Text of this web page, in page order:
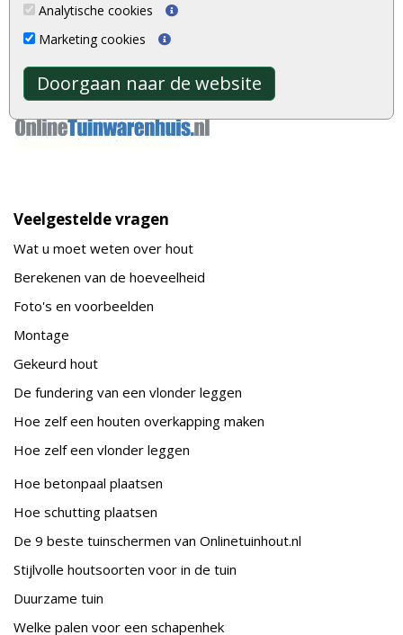
Analytische cookies
Marketing cookies
Doorgaan naar de website
Onze partners
Veelgestelde vragen
Wat u moet weten over hout
Berekenen van de hoeveelheid
Foto's en voorbeelden
Montage
Gekeurd hout
De fundering van een vlonder leggen
Hoe zelf een houten overkapping maken
Hoe zelf een vlonder leggen
Hoe betonpaal plaatsen
Hoe schutting plaatsen
De 9 beste tuinschermen van Onlinetuinhout.nl
Stijlvolle houtsoorten voor in de tuin
Duurzame tuin
Welke palen voor een schapenhek